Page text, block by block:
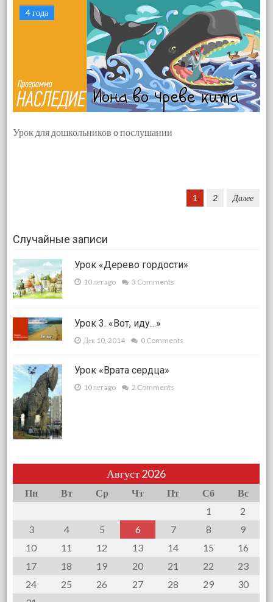
4 года
Урок для дошкольников о послушании
Навигация по записям
1 2 Далее
Случайные записи
Урок «Дерево гордости»
10 лет ago 3 Comments
Урок 3. «Вот, иду…»
Дек 10, 2014 0 Comments
Урок «Врата сердца»
10 лет ago 2 Comments
Август 2026
Пн Вт Ср Чт Пт Сб
Вс
1
2
3
4 5 6 7 8
9
10
11 12 13 14 15
16
17
18 19 20 21 22
23
24
25 26 27 28 29
30